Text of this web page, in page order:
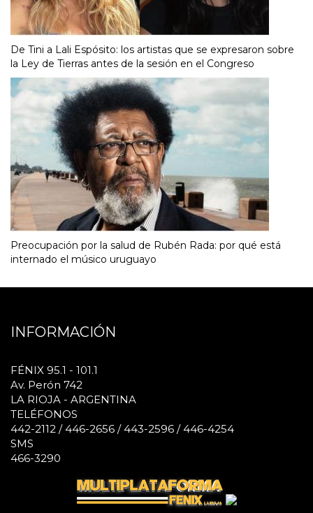
De Tini a Lali Espósito: los artistas que se expresaron sobre
la Ley de Tierras antes de la sesión en el Congreso
Preocupación por la salud de Rubén Rada: por qué está
internado el músico uruguayo
INFORMACIÓN
FÉNIX 95.1 - 101.1
Av. Perón 742
LA RIOJA - ARGENTINA
TELÉFONOS
442-2112 / 446-2656 / 443-2596 / 446-4254
SMS
466-3290